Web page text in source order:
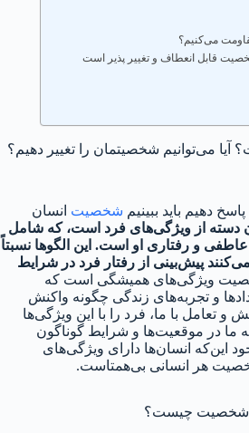
می‌کنیم؟
قابل انعطاف و تغییر پذیر است
آیا می‌توانیم شخصیتمان را تغییر دهیم؟
دهیم باید ببینیم شخصیت انسان
دسته از ویژگی‌های فرد است، که شامل
عاطفی و رفتاری او است. این الگوها نسبتاً
پیش‌بینی از رفتار فرد در شرایط
ویژگی‌های همیشگی است که
و تجربه‌های زندگی چگونه واکنش
تعامل با ما، فرد را با این ویژگی‌ها
ما در موقعیت‌‌ها و شرایط گوناگون
این‌که انسان‌ها دارای ویژگی‌های
هر انسانی بی‌همتاست.
شخصیت چیست؟